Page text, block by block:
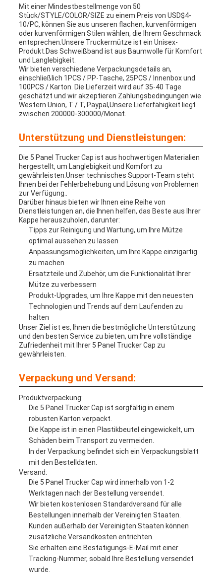
Mit einer Mindestbestellmenge von 50
Stück/STYLE/COLOR/SIZE zu einem Preis von USD$4-
10/PC, können Sie aus unseren flachen, kurvenförmigen
oder kurvenförmigen Stilen wählen, die Ihrem Geschmack
entsprechen.Unsere Truckermütze ist ein Unisex-
Produkt.Das Schweißband ist aus Baumwolle für Komfort
und Langlebigkeit.
Wir bieten verschiedene Verpackungsdetails an,
einschließlich 1PCS / PP-Tasche, 25PCS / Innenbox und
100PCS / Karton. Die Lieferzeit wird auf 35-40 Tage
geschätzt und wir akzeptieren Zahlungsbedingungen wie
Western Union, T / T, Paypal,Unsere Lieferfähigkeit liegt
zwischen 200000-300000/Monat.
Unterstützung und Dienstleistungen:
Die 5 Panel Trucker Cap ist aus hochwertigen Materialien
hergestellt, um Langlebigkeit und Komfort zu
gewährleisten.Unser technisches Support-Team steht
Ihnen bei der Fehlerbehebung und Lösung von Problemen
zur Verfügung..
Darüber hinaus bieten wir Ihnen eine Reihe von
Dienstleistungen an, die Ihnen helfen, das Beste aus Ihrer
Kappe herauszuholen, darunter:
Tipps zur Reinigung und Wartung, um Ihre Mütze
optimal aussehen zu lassen
Anpassungsmöglichkeiten, um Ihre Kappe einzigartig
zu machen
Ersatzteile und Zubehör, um die Funktionalität Ihrer
Mütze zu verbessern
Produkt-Upgrades, um Ihre Kappe mit den neuesten
Technologien und Trends auf dem Laufenden zu
halten
Unser Ziel ist es, Ihnen die bestmögliche Unterstützung
und den besten Service zu bieten, um Ihre vollständige
Zufriedenheit mit Ihrer 5 Panel Trucker Cap zu
gewährleisten.
Verpackung und Versand:
Produktverpackung:
Die 5 Panel Trucker Cap ist sorgfältig in einem
robusten Karton verpackt.
Die Kappe ist in einen Plastikbeutel eingewickelt, um
Schäden beim Transport zu vermeiden.
In der Verpackung befindet sich ein Verpackungsblatt
mit den Bestelldaten.
Versand:
Die 5 Panel Trucker Cap wird innerhalb von 1-2
Werktagen nach der Bestellung versendet.
Wir bieten kostenlosen Standardversand für alle
Bestellungen innerhalb der Vereinigten Staaten.
Kunden außerhalb der Vereinigten Staaten können
zusätzliche Versandkosten entrichten.
Sie erhalten eine Bestätigungs-E-Mail mit einer
Tracking-Nummer, sobald Ihre Bestellung versendet
wurde.